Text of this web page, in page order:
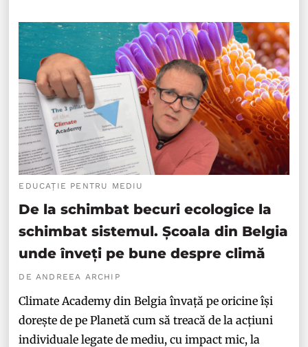
EDUCAȚIE PENTRU MEDIU
De la schimbat becuri ecologice la
schimbat sistemul. Școala din Belgia
unde înveți pe bune despre climă
DE ANDREEA ARCHIP
Climate Academy din Belgia învață pe oricine își
dorește de pe Planetă cum să treacă de la acțiuni
individuale legate de mediu, cu impact mic, la